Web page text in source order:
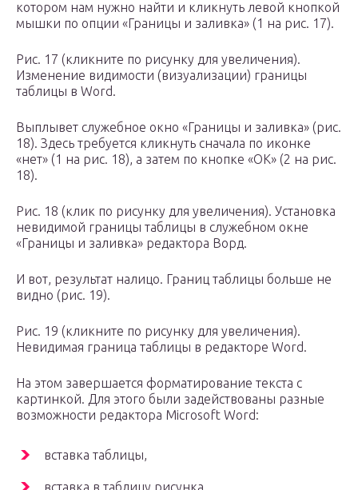
котором нам нужно найти и кликнуть левой кнопкой
мышки по опции «Границы и заливка» (1 на рис. 17).
Рис. 17 (кликните по рисунку для увеличения).
Изменение видимости (визуализации) границы
таблицы в Word.
Выплывет служебное окно «Границы и заливка» (рис.
18). Здесь требуется кликнуть сначала по иконке
«нет» (1 на рис. 18), а затем по кнопке «ОК» (2 на рис.
18).
Рис. 18 (клик по рисунку для увеличения). Установка
невидимой границы таблицы в служебном окне
«Границы и заливка» редактора Ворд.
И вот, результат налицо. Границ таблицы больше не
видно (рис. 19).
Рис. 19 (кликните по рисунку для увеличения).
Невидимая граница таблицы в редакторе Word.
На этом завершается форматирование текста с
картинкой. Для этого были задействованы разные
возможности редактора Microsoft Word:
вставка таблицы,
вставка в таблицу рисунка,